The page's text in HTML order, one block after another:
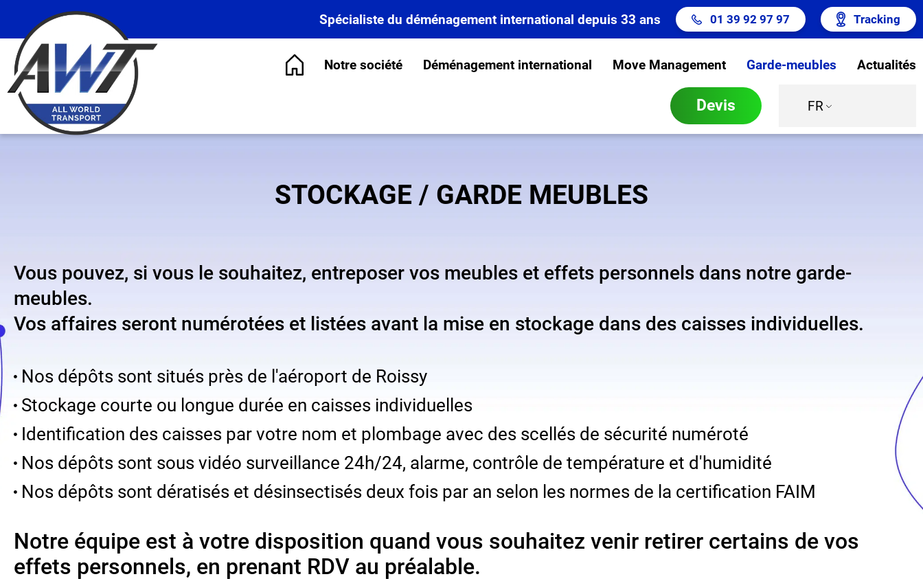
Spécialiste du déménagement international depuis 33 ans 01 39 92 97 97 Tracking
Notre société Déménagement international Move Management Garde-meubles Actualités
Devis FR
STOCKAGE / GARDE MEUBLES
Vous pouvez, si vous le souhaitez, entreposer vos meubles et effets personnels dans notre garde-
meubles.
Vos affaires seront numérotées et listées avant la mise en stockage dans des caisses individuelles.
Nos dépôts sont situés près de l'aéroport de Roissy
Stockage courte ou longue durée en caisses individuelles
Identification des caisses par votre nom et plombage avec des scellés de sécurité numéroté
Nos dépôts sont sous vidéo surveillance 24h/24, alarme, contrôle de température et d'humidité
Nos dépôts sont dératisés et désinsectisés deux fois par an selon les normes de la certification FAIM
Notre équipe est à votre disposition quand vous souhaitez venir retirer certains de vos
effets personnels, en prenant RDV au préalable.